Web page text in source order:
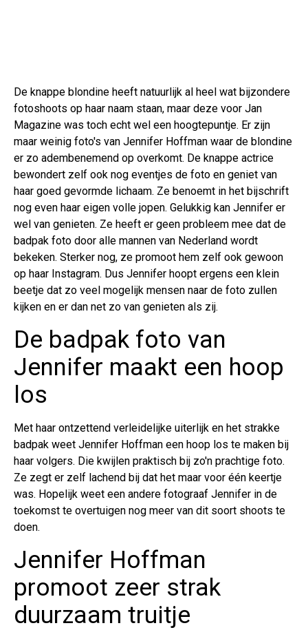
De knappe blondine heeft natuurlijk al heel wat bijzondere
fotoshoots op haar naam staan, maar deze voor Jan
Magazine was toch echt wel een hoogtepuntje. Er zijn
maar weinig foto's van Jennifer Hoffman waar de blondine
er zo adembenemend op overkomt. De knappe actrice
bewondert zelf ook nog eventjes de foto en geniet van
haar goed gevormde lichaam. Ze benoemt in het bijschrift
nog even haar eigen volle jopen. Gelukkig kan Jennifer er
wel van genieten. Ze heeft er geen probleem mee dat de
badpak foto door alle mannen van Nederland wordt
bekeken. Sterker nog, ze promoot hem zelf ook gewoon
op haar Instagram. Dus Jennifer hoopt ergens een klein
beetje dat zo veel mogelijk mensen naar de foto zullen
kijken en er dan net zo van genieten als zij.
De badpak foto van
Jennifer maakt een hoop
los
Met haar ontzettend verleidelijke uiterlijk en het strakke
badpak weet Jennifer Hoffman een hoop los te maken bij
haar volgers. Die kwijlen praktisch bij zo'n prachtige foto.
Ze zegt er zelf lachend bij dat het maar voor één keertje
was. Hopelijk weet een andere fotograaf Jennifer in de
toekomst te overtuigen nog meer van dit soort shoots te
doen.
Jennifer Hoffman
promoot zeer strak
duurzaam truitje